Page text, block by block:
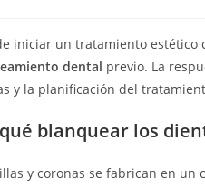
iniciar un tratamiento estético
dental previo. La
y la planificación del
blanquear los
y coronas se fabrican en